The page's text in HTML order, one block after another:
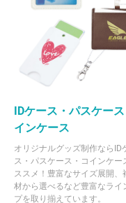
IDケース・パスケー
インケース
オリジナルグッズ制作ならID
ス・パスケース・コインケー
ススメ！豊富なサイズ展開、
材から選べるなど豊富なライ
プを取り揃えています。